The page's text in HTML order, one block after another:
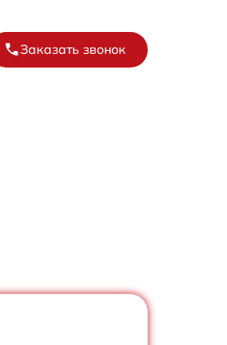
Заказать звонок